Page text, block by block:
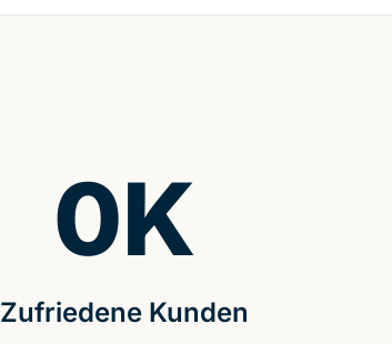
Zufriedene Kunden
0K